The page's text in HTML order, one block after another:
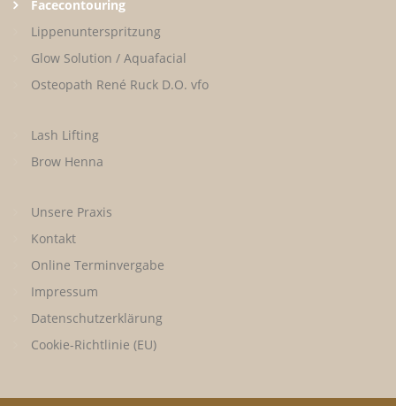
Facecontouring
Lippenunterspritzung
Glow Solution / Aquafacial
Osteopath René Ruck D.O. vfo
Lash Lifting
Brow Henna
Unsere Praxis
Kontakt
Online Terminvergabe
Impressum
Datenschutzerklärung
Cookie-Richtlinie (EU)